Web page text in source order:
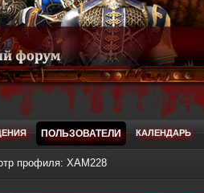
ПОЛЬЗОВАТЕЛИ КАЛЕНДАРЬ
профиля: XAM228